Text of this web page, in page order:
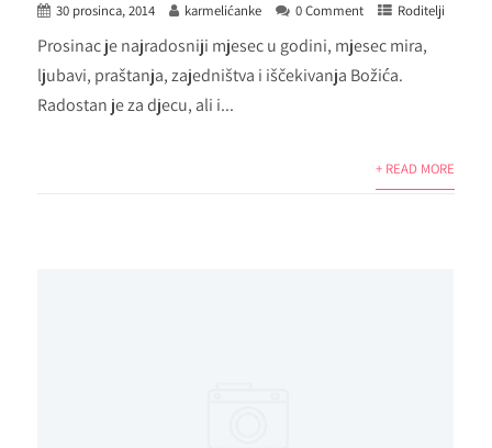
30 prosinca, 2014 karmelićanke 0 Comment Roditelji
Prosinac je najradosniji mjesec u godini, mjesec mira,
ljubavi, praštanja, zajedništva i iščekivanja Božića.
Radostan je za djecu, ali i...
+ READ MORE